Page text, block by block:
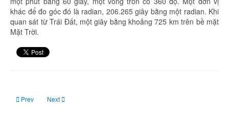
khác để đo góc đó là radian, 206.265 giây bằng một radian. Khi
quan sát từ Trái Đất, một giây bằng khoảng 725 km trên bề mặt
Mặt Trời.
Previous article: Altitude: Độ cao
Prev Next article: Apoapsis: Viễn điểm quỹ đạo
Next